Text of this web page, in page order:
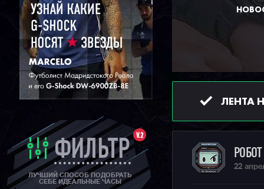
V.2
ФИЛЬТР
ЛУЧШИЙ СПОСОБ ПОДОБРАТЬ
СЕБЕ ИДЕАЛЬНЫЕ ЧАСЫ
ЛЕНТА
22